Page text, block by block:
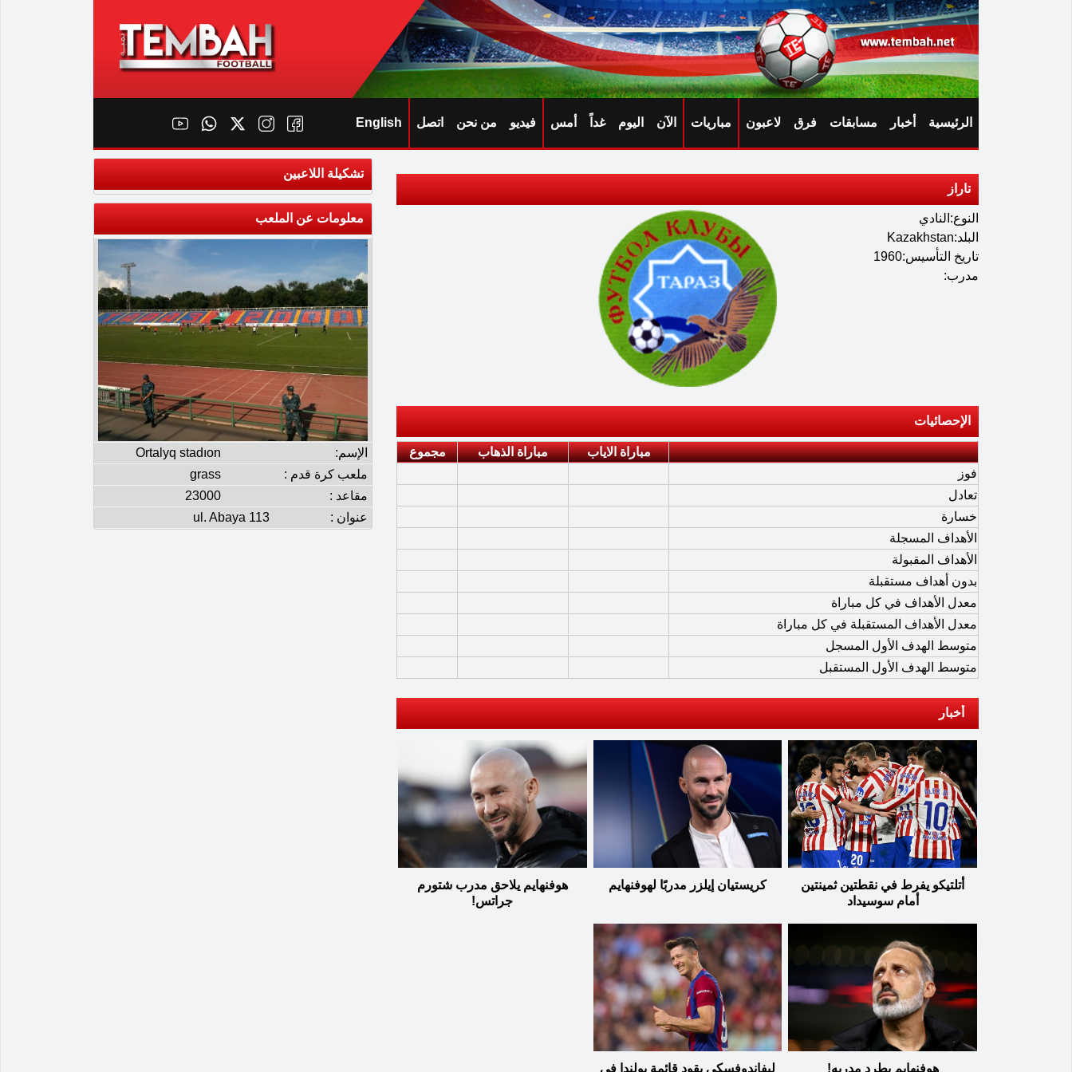
الرئيسية أخبار مسابقات فرق لاعبون مباريات الآن اليوم غداً أمس فيديو من نحن اتصل English
تاراز
النوع:النادي
البلد:Kazakhstan
تاريخ التأسيس:1960
مدرب:
الإحصائيات
مباراة الاياب مباراة الذهاب
مجموع
فوز
تعادل
خسارة
الأهداف المسجلة
الأهداف المقبولة
بدون أهداف مستقبلة
معدل الأهداف في كل مباراة
معدل الأهداف المستقبلة في كل مباراة
متوسط الهدف الأول المسجل
متوسط الهدف الأول المستقبل
أخبار
أتلتيكو يفرط في نقطتين ثمينتين
أمام سوسيداد
كريستيان إيلزر مدربًا لهوفنهايم
هوفنهايم يلاحق مدرب شتورم
جراتس!
هوفنهايم يطرد مدربه! ليفاندوفسكي يقود قائمة بولندا في
تشكيلة اللاعبين
معلومات عن الملعب
الإسم:
Ortalyq stadıon
ملعب كرة قدم :
grass
مقاعد :
23000
عنوان :
ul. Abaya 113